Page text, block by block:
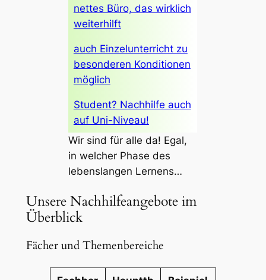
nettes Büro, das wirklich
weiterhilft
auch Einzelunterricht zu
besonderen Konditionen
möglich
Student? Nachhilfe auch
auf Uni-Niveau!
Wir sind für alle da! Egal,
in welcher Phase des
lebenslangen Lernens…
Unsere Nachhilfeangebote im
Überblick
Fächer und Themenbereiche